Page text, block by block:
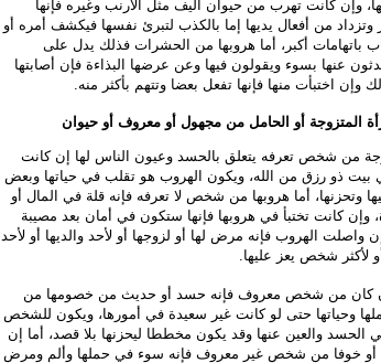
وإن كانت تهرب من حيوان أليف مثل الأرنب وغيره فإنها
من أفعال يديها إما بالكذب لتبرئ نفسها فيكشف أمره أو
باتهامات أكبر، أما هروبها من الحشرات فذلك يدل على
عنها بسوء ويقولون فيها وعن عرضها البذاءة فإن أصابتها
اختبأت منها فإنها تفعل بعضا وتتهم بأكثر منه.
المتزوجة أو الحامل من مجهول أو معروف أو حيوان
من شخص تعرفه يتعلق بالحسد وعيون الناس لها إن كانت
بيت ذو رزق من الله، ويكون الهروب هو تقلب في حياتها وبعض
وتحزنها، أما هروبها من شخص لا تعرفه فإنه قلة في المال أو
وإن كانت تختبأ في هروبها فإنها ستكون في أمان بعد مصيبة
واصلت الهروب فإنه مرض لها أو لزوجها أو لأحد والديها أو لأحد
لأكثر شخص يعز عليها.
كان من شخص معروف فإنه حسد أو حديث من خصومها من
وحياتها حتى لو كانت غير سعيدة في أمورها، ويكون للشخص
الحسد والعين عنها وقد يكون مخططا ليحزنها بلا قصد، أما إن
أو خوفا من شخص غير معروف فإنه سوء في حملها وألم ومرض